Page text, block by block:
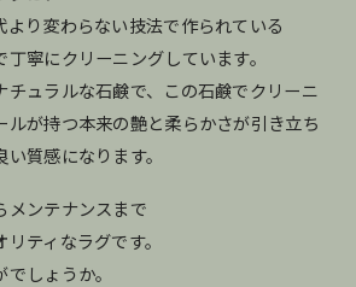
より変わらない技法で作られている
寧にクリーニングしています。
チュラルな石鹸で、この石鹸でクリーニ
ルが持つ本来の艶と柔らかさが引き立ち
質感になります。
メンテナンスまで
ティなラグです。
しょうか。